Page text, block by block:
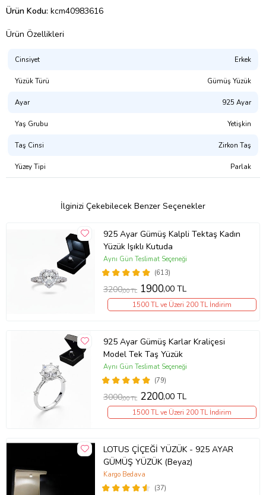
Ürün Kodu: kcm40983616
Ürün Özellikleri
Cinsiyet Erkek
Yüzük Türü Gümüş Yüzük
Ayar 925 Ayar
Yaş Grubu Yetişkin
Taş Cinsi Zirkon Taş
Yüzey Tipi Parlak
İlginizi Çekebilecek Benzer Seçenekler
925 Ayar Gümüş Kalpli Tektaş Kadın
Yüzük Işıklı Kutuda
(613)
Aynı Gün Teslimat Seçeneği
3200,00 TL 1900,00 TL
1500 TL ve Üzeri 200 TL İndirim
925 Ayar Gümüş Karlar Kraliçesi
Model Tek Taş Yüzük
(79)
Aynı Gün Teslimat Seçeneği
3000,00 TL 2200,00 TL
1500 TL ve Üzeri 200 TL İndirim
LOTUS ÇİÇEĞİ YÜZÜK - 925 AYAR
GÜMÜŞ YÜZÜK (Beyaz)
(37)
Kargo Bedava